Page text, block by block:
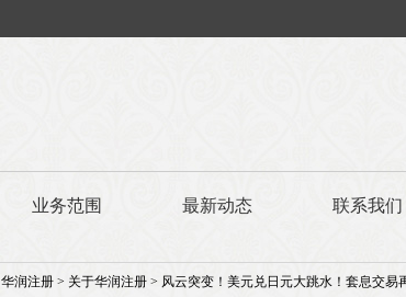
业务范围 最新动态 联系我们
华润注册 > 关于华润注册 > 风云突变！美元兑日元大跳水！套息交易